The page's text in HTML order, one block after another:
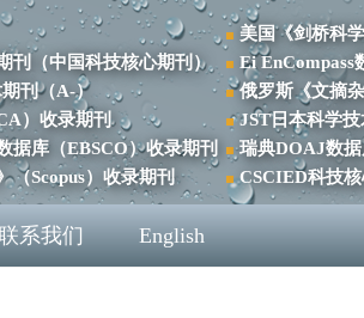
刊（中国科技核心期刊）
刊（A-）
）收录期刊
据库（EBSCO）收录期刊
（Scopus）收录期刊
美国《剑桥科
Ei EnCompass
俄罗斯《文摘
JST日本科学
瑞典DOAJ数
CSCIED科技
系我们 English